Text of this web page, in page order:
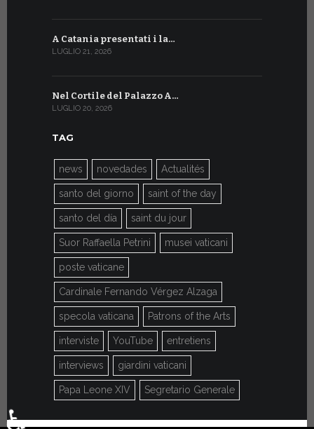
A Catania presentati i la…
LUGLIO 21, 2026
Nel Cortile del Palazzo A…
LUGLIO 20, 2026
TAG
news novedades Actualités
santo del giorno saint of the day
santo del día saint du jour
Suor Raffaella Petrini musei vaticani
poste vaticane
Cardinale Fernando Vérgez Alzaga
specola vaticana Patrons of the Arts
interviste YouTube entretiens
interviews giardini vaticani
Papa Leone XIV Segretario Generale